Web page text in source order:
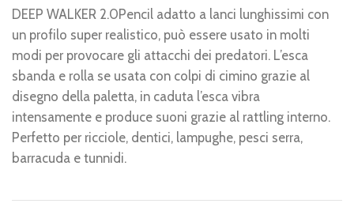
DEEP WALKER 2.0Pencil adatto a lanci lunghissimi con
un profilo super realistico, può essere usato in molti
modi per provocare gli attacchi dei predatori. L’esca
sbanda e rolla se usata con colpi di cimino grazie al
disegno della paletta, in caduta l’esca vibra
intensamente e produce suoni grazie al rattling interno.
Perfetto per ricciole, dentici, lampughe, pesci serra,
barracuda e tunnidi.